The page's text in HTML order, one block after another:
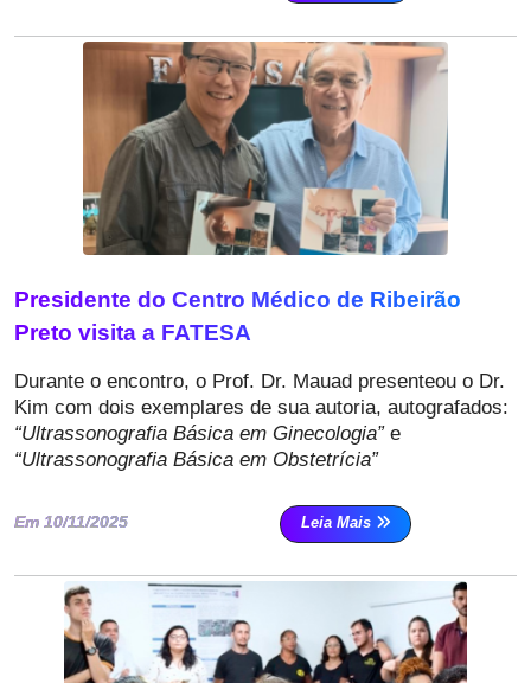
Presidente do Centro Médico de Ribeirão
Preto visita a FATESA
Durante o encontro, o Prof. Dr. Mauad presenteou o Dr.
Kim com dois exemplares de sua autoria, autografados:
“Ultrassonografia Básica em Ginecologia”e
“Ultrassonografia Básica em Obstetrícia”
Em 10/11/2025 Leia Mais